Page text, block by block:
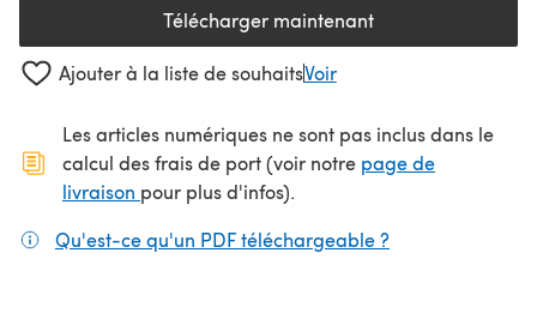
Télécharger maintenant(s'ouvre dans un nouvel
Ajouter à la liste de souhaitsVoir
Les articles numériques ne sont pas inclus dans le
calcul des frais de port (voir notre page de
livraison (s'ouvre dans un nouvel onglet)
pour plus d'infos).
Qu'est-ce qu'un PDF téléchargeable ?